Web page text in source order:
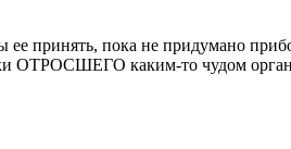
ее принять, пока не придумано
ОТРОСШЕГО каким-то чудом органа